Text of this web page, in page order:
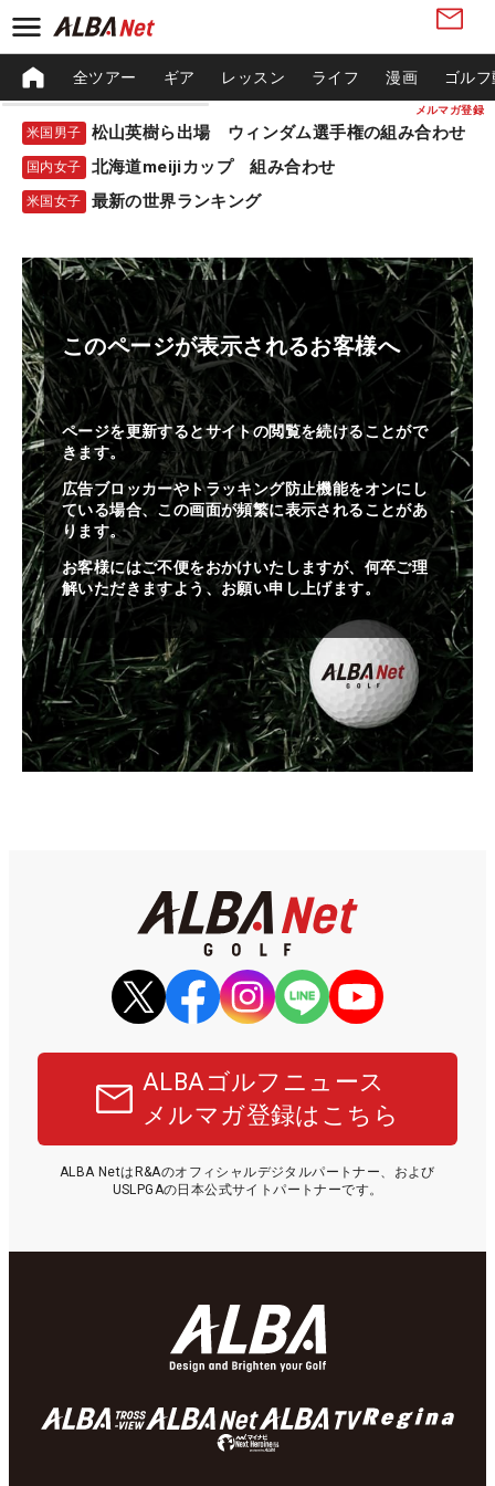
メルマガ登録
全ツアー ギア レッスン ライフ 漫画 ゴル
米国男子 松山英樹ら出場 ウィンダム選手権の組み合わせ
国内女子 北海道meijiカップ 組み合わせ
米国女子 最新の世界ランキング
このページが表示されるお客様へ
ページを更新するとサイトの閲覧を続けることがで
きます。
広告ブロッカーやトラッキング防止機能をオンにし
ている場合、この画面が頻繁に表示されることがあ
ります。
お客様にはご不便をおかけいたしますが、何卒ご理
解いただきますよう、お願い申し上げます。
ALBAゴルフニュース
メルマガ登録はこちら
ALBA NetはR&Aのオフィシャルデジタルパートナー、および
USLPGAの日本公式サイトパートナーです。